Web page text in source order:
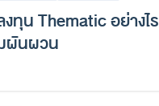
ทุน Thematic อย่างไร
ผันผวน